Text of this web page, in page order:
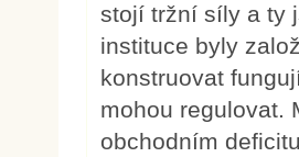
stojí tržní síly a ty
instituce byly
konstruovat
mohou regulovat.
obchodním